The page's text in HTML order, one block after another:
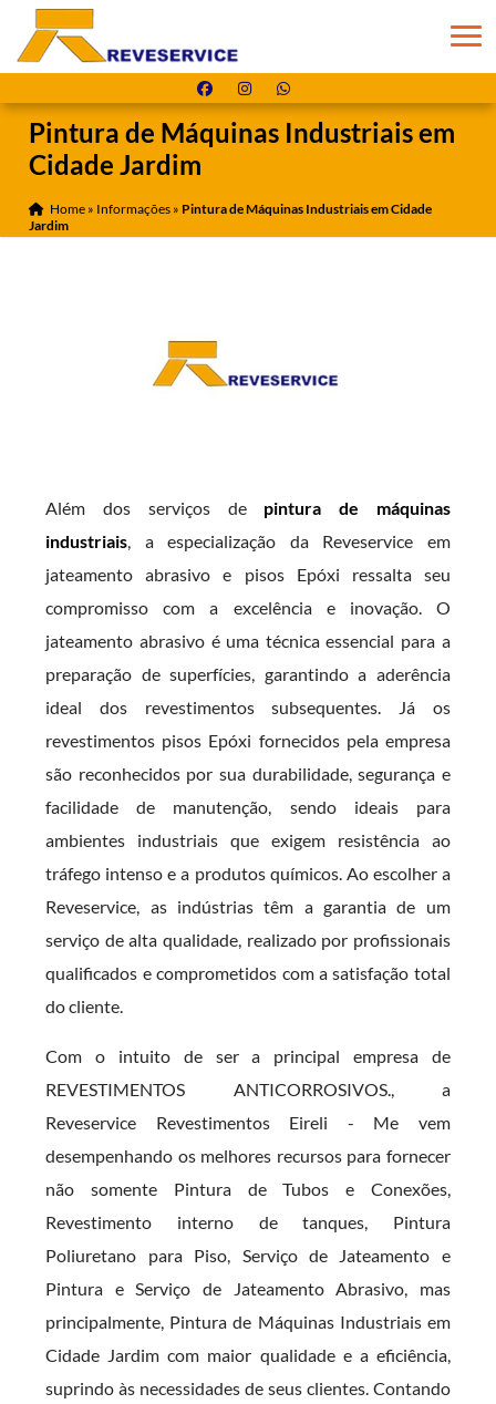
Pintura de Máquinas Industriais em
Cidade Jardim
Home » Informações » Pintura de Máquinas Industriais em Cidade
Jardim
Além dos serviços de pintura de máquinas
industriais, a especialização da Reveservice em
jateamento abrasivo e pisos Epóxi ressalta seu
compromisso com a excelência e inovação. O
jateamento abrasivo é uma técnica essencial para a
preparação de superfícies, garantindo a aderência
ideal dos revestimentos subsequentes. Já os
revestimentos pisos Epóxi fornecidos pela empresa
são reconhecidos por sua durabilidade, segurança e
facilidade de manutenção, sendo ideais para
ambientes industriais que exigem resistência ao
tráfego intenso e a produtos químicos. Ao escolher a
Reveservice, as indústrias têm a garantia de um
serviço de alta qualidade, realizado por profissionais
qualificados e comprometidos com a satisfação total
do cliente.
Com o intuito de ser a principal empresa de
REVESTIMENTOS ANTICORROSIVOS., a
Reveservice Revestimentos Eireli - Me vem
desempenhando os melhores recursos para fornecer
não somente Pintura de Tubos e Conexões,
Revestimento interno de tanques, Pintura
Poliuretano para Piso, Serviço de Jateamento e
Pintura e Serviço de Jateamento Abrasivo, mas
principalmente, Pintura de Máquinas Industriais em
Cidade Jardim com maior qualidade e a eficiência,
suprindo às necessidades de seus clientes. Contando